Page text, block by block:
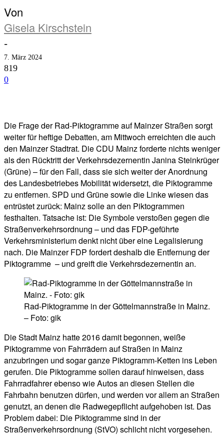
Von
Gisela Kirschstein
-
7. März 2024
819
0
Die Frage der Rad-Piktogramme auf Mainzer Straßen sorgt
weiter für heftige Debatten, am Mittwoch erreichten die auch
den Mainzer Stadtrat. Die CDU Mainz forderte nichts weniger
als den Rücktritt der Verkehrsdezernentin Janina Steinkrüger
(Grüne) – für den Fall, dass sie sich weiter der Anordnung
des Landesbetriebes Mobilität widersetzt, die Piktogramme
zu entfernen. SPD und Grüne sowie die Linke wiesen das
entrüstet zurück: Mainz solle an den Piktogrammen
festhalten. Tatsache ist: Die Symbole verstoßen gegen die
Straßenverkehrsordnung – und das FDP-geführte
Verkehrsministerium denkt nicht über eine Legalisierung
nach. Die Mainzer FDP fordert deshalb die Entfernung der
Piktogramme – und greift die Verkehrsdezernentin an.
Rad-Piktogramme in der Göttelmannstraße in Mainz.
– Foto: gik
Die Stadt Mainz hatte 2016 damit begonnen, weiße
Piktogramme von Fahrrädern auf Straßen in Mainz
anzubringen und sogar ganze Piktogramm-Ketten ins Leben
gerufen. Die Piktogramme sollen darauf hinweisen, dass
Fahrradfahrer ebenso wie Autos an diesen Stellen die
Fahrbahn benutzen dürfen, und werden vor allem an Straßen
genutzt, an denen die Radwegepflicht aufgehoben ist. Das
Problem dabei: Die Piktogramme sind in der
Straßenverkehrsordnung (StVO) schlicht nicht vorgesehen.